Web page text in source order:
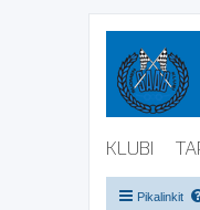
KLUBI
Pikalinkit